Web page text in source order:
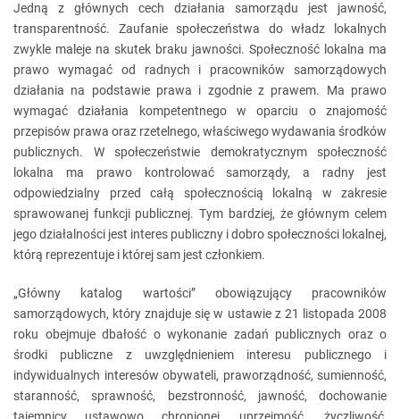
Jedną z głównych cech działania samorządu jest jawność,
transparentność. Zaufanie społeczeństwa do władz lokalnych
zwykle maleje na skutek braku jawności. Społeczność lokalna ma
prawo wymagać od radnych i pracowników samorządowych
działania na podstawie prawa i zgodnie z prawem. Ma prawo
wymagać działania kompetentnego w oparciu o znajomość
przepisów prawa oraz rzetelnego, właściwego wydawania środków
publicznych. W społeczeństwie demokratycznym społeczność
lokalna ma prawo kontrolować samorządy, a radny jest
odpowiedzialny przed całą społecznością lokalną w zakresie
sprawowanej funkcji publicznej. Tym bardziej, że głównym celem
jego działalności jest interes publiczny i dobro społeczności lokalnej,
którą reprezentuje i której sam jest członkiem.
„Główny katalog wartości” obowiązujący pracowników
samorządowych, który znajduje się w ustawie z 21 listopada 2008
roku obejmuje dbałość o wykonanie zadań publicznych oraz o
środki publiczne z uwzględnieniem interesu publicznego i
indywidualnych interesów obywateli, praworządność, sumienność,
staranność, sprawność, bezstronność, jawność, dochowanie